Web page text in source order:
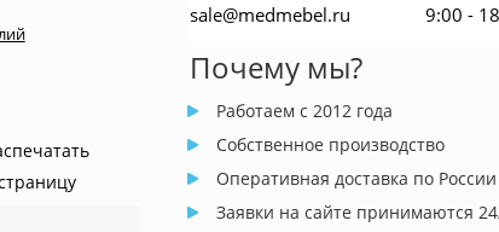
sale@medmebel.ru 9:00 -
Почему мы?
Работаем с 2012 года
Собственное производство
Оперативная доставка по России
Заявки на сайте принимаются